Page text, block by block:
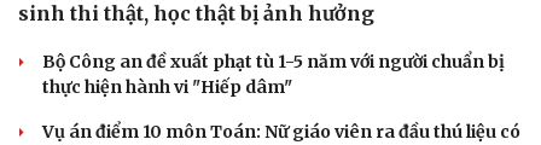
sinh thi thật, học thật bị ảnh hưởng
Bộ Công an đề xuất phạt tù 1-5 năm với người chuẩn bị
thực hiện hành vi "Hiếp dâm"
Vụ án điểm 10 môn Toán: Nữ giáo viên ra đầu thú liệu có